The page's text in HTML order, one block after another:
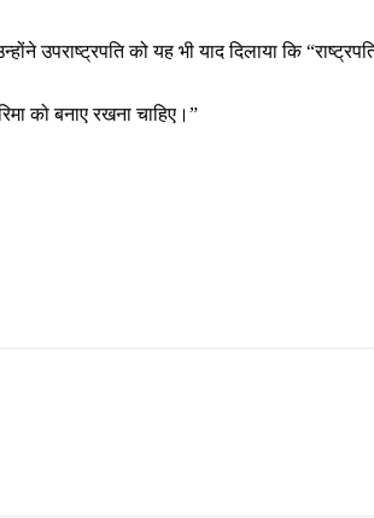
उपराष्ट्रपति को यह भी याद दिलाया कि
को बनाए रखना चाहिए।”